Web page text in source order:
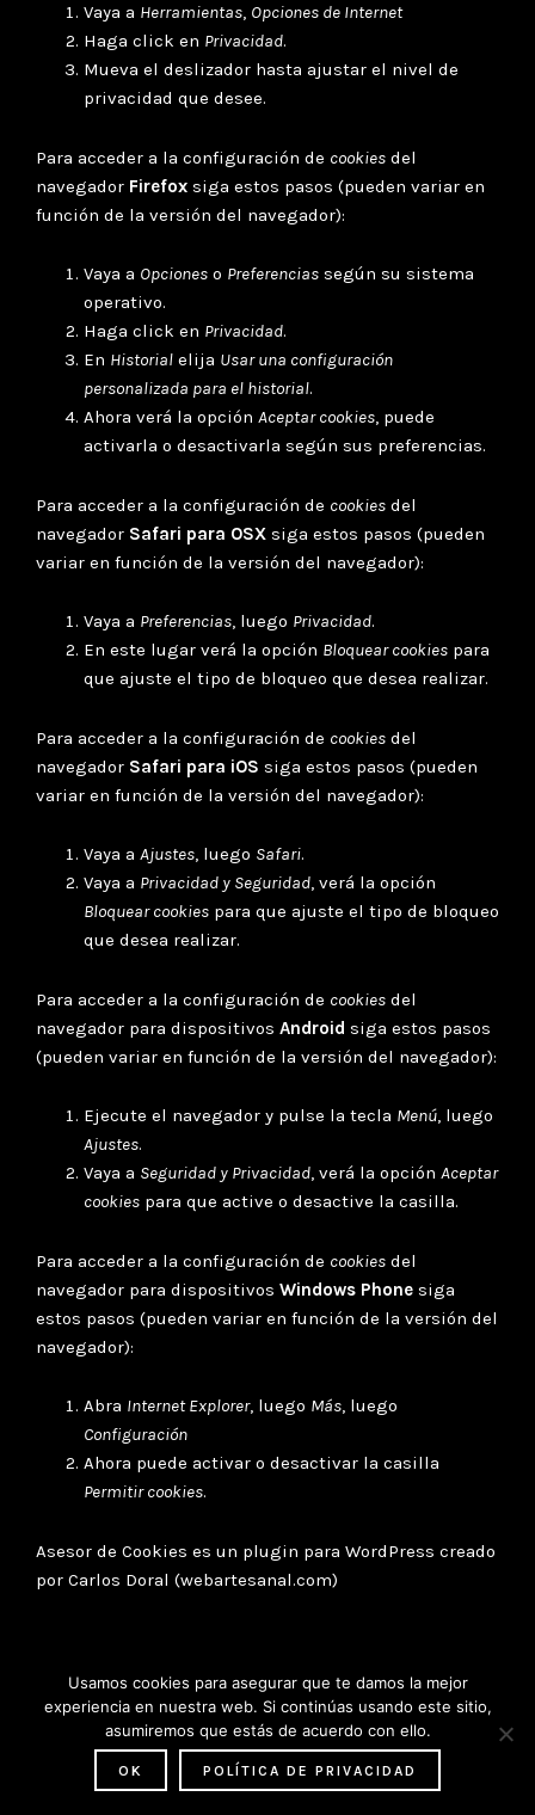
Vaya a Herramientas, Opciones de Internet
Haga click en Privacidad.
Mueva el deslizador hasta ajustar el nivel de
privacidad que desee.
Para acceder a la configuración de cookies del
navegador Firefox siga estos pasos (pueden variar en
función de la versión del navegador):
Vaya a Opciones o Preferencias según su sistema
operativo.
Haga click en Privacidad.
En Historial elija Usar una configuración
personalizada para el historial.
Ahora verá la opción Aceptar cookies, puede
activarla o desactivarla según sus preferencias.
Para acceder a la configuración de cookies del
navegador Safari para OSX siga estos pasos (pueden
variar en función de la versión del navegador):
Vaya a Preferencias, luego Privacidad.
En este lugar verá la opción Bloquear cookies para
que ajuste el tipo de bloqueo que desea realizar.
Para acceder a la configuración de cookies del
navegador Safari para iOS siga estos pasos (pueden
variar en función de la versión del navegador):
Vaya a Ajustes, luego Safari.
Vaya a Privacidad y Seguridad, verá la opción
Bloquear cookies para que ajuste el tipo de bloqueo
que desea realizar.
Para acceder a la configuración de cookies del
navegador para dispositivos Android siga estos pasos
(pueden variar en función de la versión del navegador):
Ejecute el navegador y pulse la tecla Menú, luego
Ajustes.
Vaya a Seguridad y Privacidad, verá la opción Aceptar
cookies para que active o desactive la casilla.
Para acceder a la configuración de cookies del
navegador para dispositivos Windows Phone siga
estos pasos (pueden variar en función de la versión del
navegador):
Abra Internet Explorer, luego Más, luego
Configuración
Ahora puede activar o desactivar la casilla
Permitir cookies.
Asesor de Cookies es un plugin para WordPress creado
por Carlos Doral (webartesanal.com)
© Copyright 2026 - Oriol Tarragó - Sound Design
Usamos cookies para asegurar que te damos la mejor
experiencia en nuestra web. Si continúas usando este sitio,
asumiremos que estás de acuerdo con ello.
OK POLÍTICA DE PRIVACIDAD